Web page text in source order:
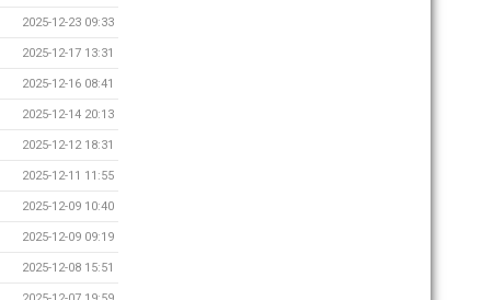
2025-12-23 09:33
2025-12-17 13:31
2025-12-16 08:41
2025-12-14 20:13
2025-12-12 18:31
2025-12-11 11:55
2025-12-09 10:40
2025-12-09 09:19
2025-12-08 15:51